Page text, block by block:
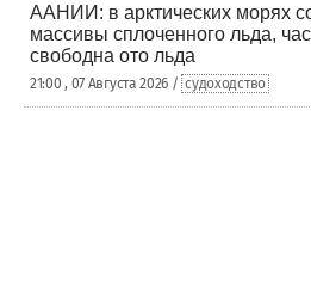
ААНИИ: в арктических морях
массивы сплоченного льда,
свободна ото льда
21:00 , 07 Августа 2026 / судоходство